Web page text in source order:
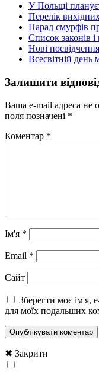
У Польщі
Перелік
Парад смурфів
Список законів
Нові
Всесвітній день
Залишити
Ваша e-mail адреса не
поля позначені *
Коментар *
Ім'я *
Email *
Сайт
Зберегти моє ім'я,
для моїх подальших
✖ Закрити